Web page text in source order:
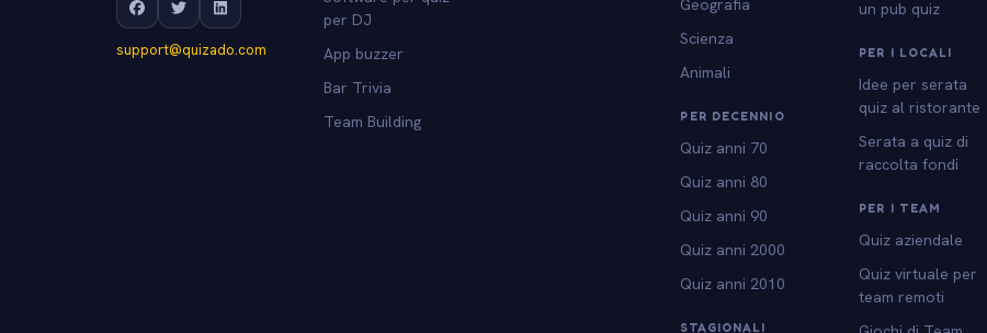
support@quizado.com
per DJ
App buzzer
Bar Trivia
Team Building
Geografia
Scienza
Animali
PER DECENNIO
Quiz anni 70
Quiz anni 80
Quiz anni 90
Quiz anni 2000
Quiz anni 2010
STAGIONALI
un pub quiz
PER I LOCALI
Idee per serata
quiz al ristorante
Serata a quiz di
raccolta fondi
PER I TEAM
Quiz aziendale
Quiz virtuale per
team remoti